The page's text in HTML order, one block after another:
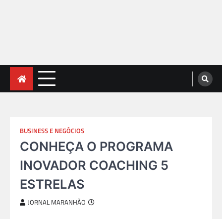
BUSINESS E NEGÓCIOS
CONHEÇA O PROGRAMA
INOVADOR COACHING 5
ESTRELAS
JORNAL MARANHÃO